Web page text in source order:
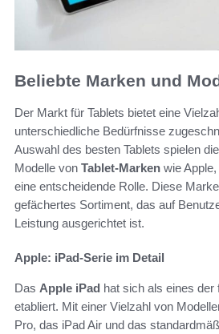
Beliebte Marken und
Der Markt für Tablets bietet eine
unterschiedliche Bedürfnisse
Auswahl des besten Tablets spielen
Modelle von Tablet-Marken wie
eine entscheidende Rolle. Diese
gefächertes Sortiment, das auf
Leistung ausgerichtet ist.
Apple: iPad-Serie im Detail
Das Apple iPad hat sich als eines der
etabliert. Mit einer Vielzahl von
Pro, das iPad Air und das